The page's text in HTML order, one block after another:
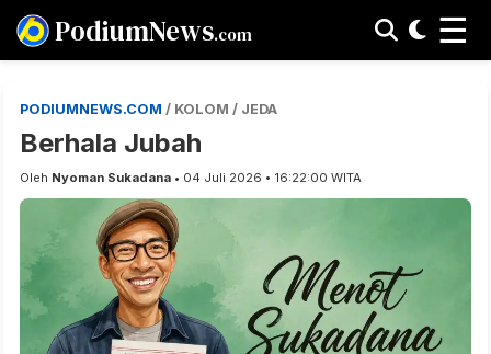
PodiumNews.com ☰
PODIUMNEWS.COM / KOLOM / JEDA
Berhala Jubah
Oleh Nyoman Sukadana • 04 Juli 2026 • 16:22:00 WITA